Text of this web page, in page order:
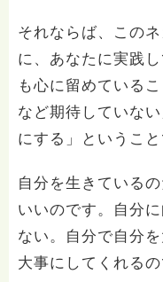
それならば、この
に、あなたに実践
も心に留めている
など期待していな
にする」ということ
自分を生きている
いいのです。自分
ない。自分で自分
大事にしてくれるの